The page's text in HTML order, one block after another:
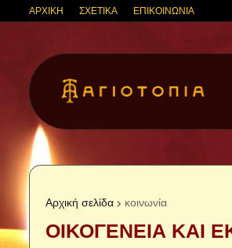
ΑΡΧΙΚΗ ΣΧΕΤΙΚΑ ΕΠΙΚΟΙΝΩΝΙΑ
Αρχική σελίδα κοινωνία
ΟΙΚΟΓΕΝΕΙΑ ΚΑΙ